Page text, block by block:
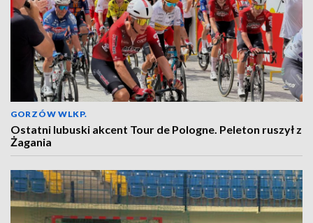
GORZÓW WLKP.
Ostatni lubuski akcent Tour de Pologne. Peleton ruszył z
Żagania